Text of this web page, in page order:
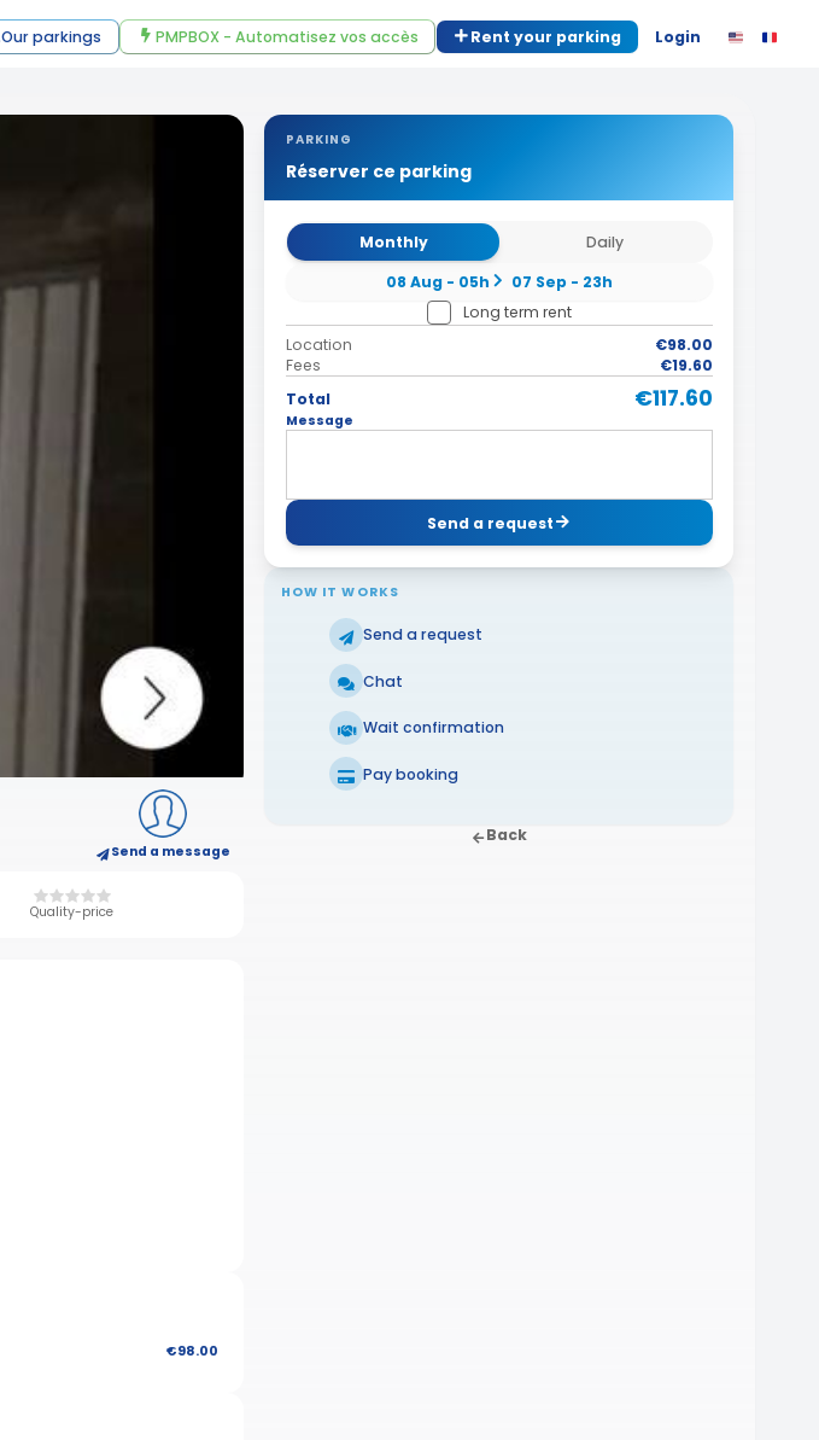
Our parkings PMPBOX - Automatisez vos accès Rent your parking Login
Send a message
Quality-price
PARKING
Réserver ce parking
Monthly
Daily
08 Aug - 05h
07 Sep - 23h
Long term rent
Location
€98.00
Fees
€19.60
Total
€117.60
Message
Send a request
HOW IT WORKS
Send a request
Chat
Wait confirmation
Pay booking
Back
€98.00